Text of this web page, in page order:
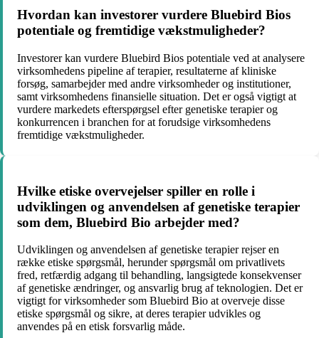
Hvordan kan investorer vurdere Bluebird Bios
potentiale og fremtidige vækstmuligheder?
Investorer kan vurdere Bluebird Bios potentiale ved at analysere
virksomhedens pipeline af terapier, resultaterne af kliniske
forsøg, samarbejder med andre virksomheder og institutioner,
samt virksomhedens finansielle situation. Det er også vigtigt at
vurdere markedets efterspørgsel efter genetiske terapier og
konkurrencen i branchen for at forudsige virksomhedens
fremtidige vækstmuligheder.
Hvilke etiske overvejelser spiller en rolle i
udviklingen og anvendelsen af genetiske terapier
som dem, Bluebird Bio arbejder med?
Udviklingen og anvendelsen af genetiske terapier rejser en
række etiske spørgsmål, herunder spørgsmål om privatlivets
fred, retfærdig adgang til behandling, langsigtede konsekvenser
af genetiske ændringer, og ansvarlig brug af teknologien. Det er
vigtigt for virksomheder som Bluebird Bio at overveje disse
etiske spørgsmål og sikre, at deres terapier udvikles og
anvendes på en etisk forsvarlig måde.